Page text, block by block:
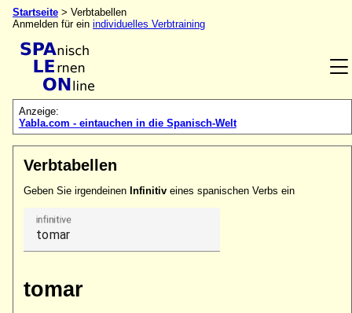
Startseite > Verbtabellen
Anmelden für ein individuelles Verbtraining
Anzeige:
Yabla.com - eintauchen in die Spanisch-Welt
Verbtabellen
Geben Sie irgendeinen Infinitiv eines spanischen Verbs ein